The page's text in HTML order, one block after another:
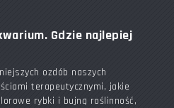
Gdzie najlepiej
ozdób naszych
terapeutycznymi, jakie
rybki i bujną roślinność,